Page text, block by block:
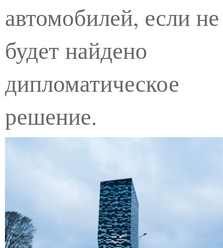
автомобилей, если не
будет найдено
дипломатическое
решение.